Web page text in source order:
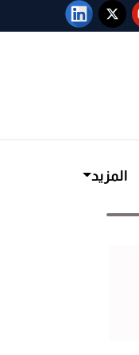
المزيد